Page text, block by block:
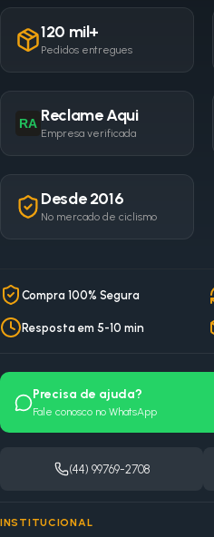
pedalada: um pneu mais largo
rola mais rápido no asfalto e um
mais aderência em curvas
Pirelli, CST, Kenda, Vee Tire e
tubeless.
120 mil+
Pedidos entregues
RA Reclame Aqui
Empresa verificada
Desde 2016
No mercado de ciclismo
Compra 100% Segura
Resposta em 5-10 min
Precisa de ajuda?
Fale conosco no WhatsApp
(44) 99769-2708
INSTITUCIONAL